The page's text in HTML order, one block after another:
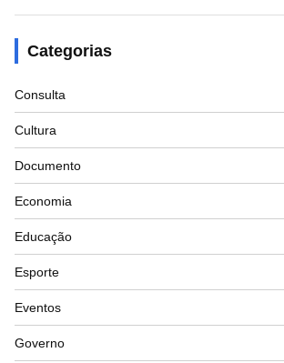
Categorias
Consulta
Cultura
Documento
Economia
Educação
Esporte
Eventos
Governo